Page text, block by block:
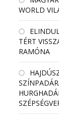
WORLD
TÉRT
RAMÓNA